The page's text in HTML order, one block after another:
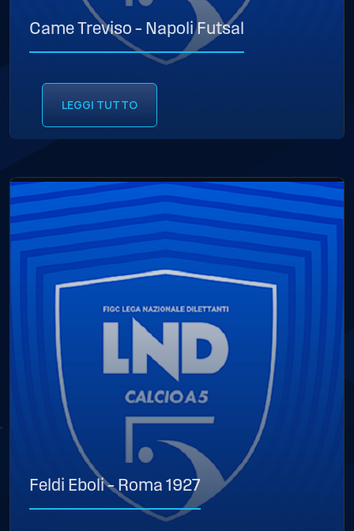
Came Treviso – Napoli Futsal
LEGGI TUTTO
Feldi Eboli – Roma 1927